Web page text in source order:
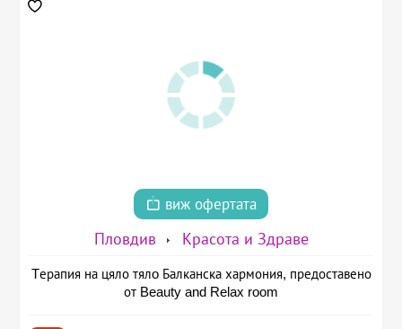
виж офертата
Пловдив Красота и Здраве
Tерапия на цяло тялo Балканска хармония, предоставено
от Beauty and Relax room